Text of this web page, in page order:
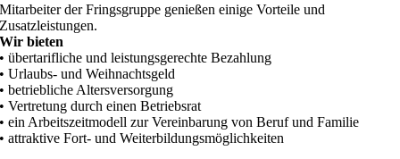
Mitarbeiter der Fringsgruppe genießen einige Vorteile und
Zusatzleistungen.
Wir bieten
• übertarifliche und leistungsgerechte Bezahlung
• Urlaubs- und Weihnachtsgeld
• betriebliche Altersversorgung
• Vertretung durch einen Betriebsrat
• ein Arbeitszeitmodell zur Vereinbarung von Beruf und Familie
• attraktive Fort- und Weiterbildungsmöglichkeiten